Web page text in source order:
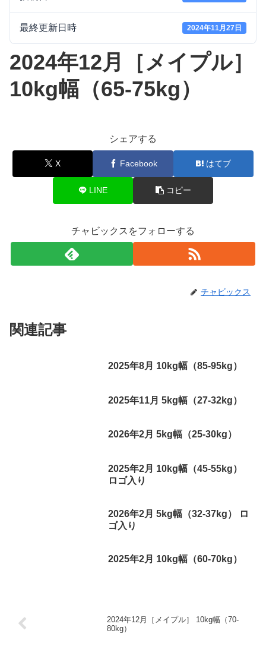
最終更新日時 2024年11月27日
2024年12月［メイプル］
10kg幅（65-75kg）
シェアする
X Facebook はてブ
LINE コピー
チャビックスをフォローする
チャビックス
関連記事
2025年8月 10kg幅（85-95kg）
2025年11月 5kg幅（27-32kg）
2026年2月 5kg幅（25-30kg）
2025年2月 10kg幅（45-55kg）
ロゴ入り
2026年2月 5kg幅（32-37kg） ロ
ゴ入り
2025年2月 10kg幅（60-70kg）
2024年12月［メイプル］ 10kg幅（70-
80kg）